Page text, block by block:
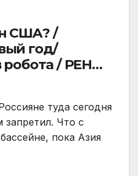
США? /
год/
/ РЕН
туда сегодня
запретил. Что с
пока Азия